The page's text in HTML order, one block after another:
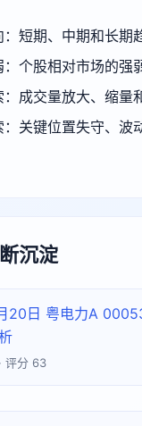
短期、中期和长期
个股相对市场的强
成交量放大、缩量
：关键位置失守、波
沉淀
20日 粤电力A
评分 63